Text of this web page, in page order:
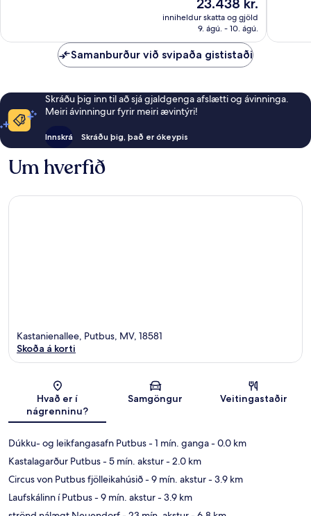
23.438 kr.
inniheldur skatta og gjöld
9. ágú. - 10. ágú.
Samanburður við svipaða gististaði
Skráðu þig inn til að sjá gjaldgenga afslætti og ávinninga.
Meiri ávinningur fyrir meiri ævintýri!
Innskrá Skráðu þig, það er ókeypis
Um hverfið
Kort
Kastanienallee, Putbus, MV, 18581
Skoða á korti
Hvað er í
nágrenninu?
Samgöngur Veitingastaðir
Dúkku- og leikfangasafn Putbus- 1 mín. ganga- 0.0 km
Kastalagarður Putbus- 5 mín. akstur- 2.0 km
Circus von Putbus fjölleikahúsið- 9 mín. akstur- 3.9 km
Laufskálinn í Putbus- 9 mín. akstur- 3.9 km